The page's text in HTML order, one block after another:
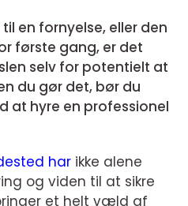
en fornyelse, eller den
første gang, er det
selv for potentielt at
du gør det, bør du
at hyre en professionel
har ikke alene
og viden til at sikre
et helt væld af